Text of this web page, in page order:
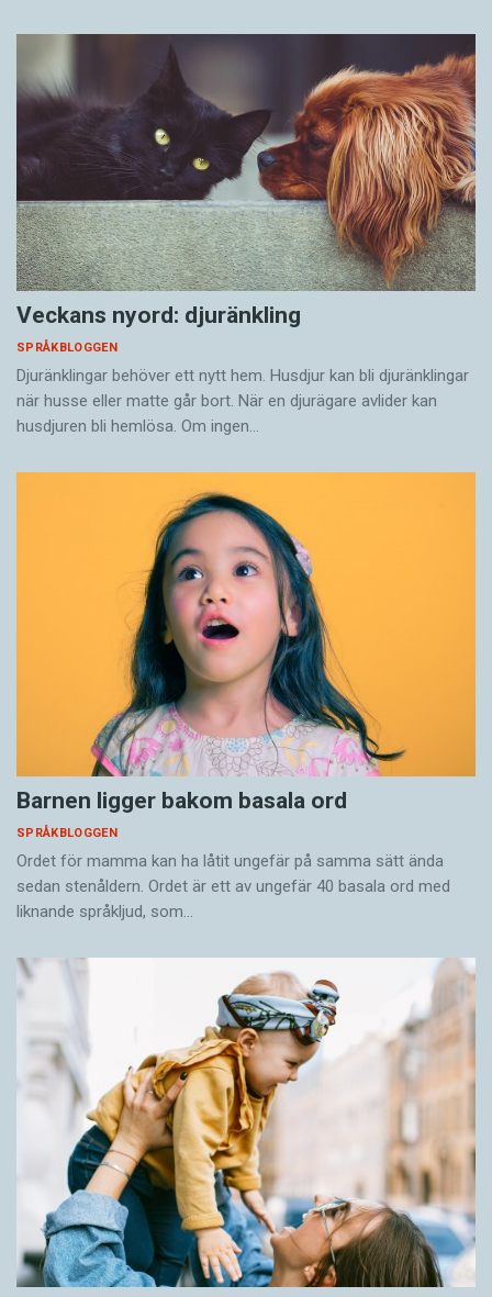
Veckans nyord: djuränkling
SPRÅKBLOGGEN
Djuränklingar behöver ett nytt hem. Husdjur kan bli djuränklingar
när husse eller matte går bort. När en djurägare avlider kan
husdjuren bli hemlösa. Om ingen…
Barnen ligger bakom basala ord
SPRÅKBLOGGEN
Ordet för mamma kan ha låtit ungefär på samma sätt ända
sedan stenåldern. Ordet är ett av ungefär 40 basala ord med
liknande språkljud, som…